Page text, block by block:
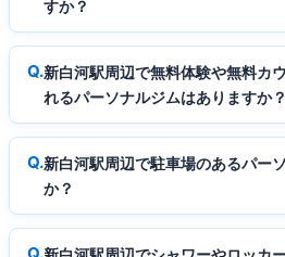
すか？
新白河駅周辺で無料体験や無料カ
れるパーソナルジムはありますか？
新白河駅周辺で駐車場のあるパー
か？